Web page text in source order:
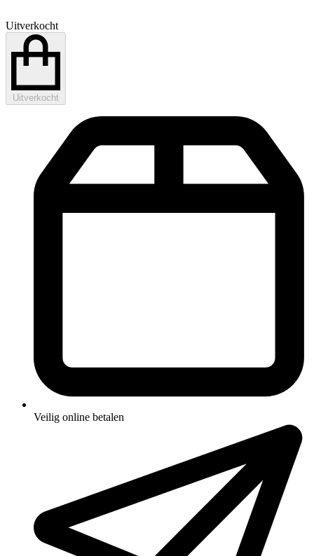
Uitverkocht
Uitverkocht
Veilig online betalen